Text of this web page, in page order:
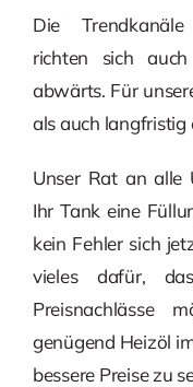
Die Trendkanäle
richten sich
abwärts. Für
als auch langfristig
Unser Rat an alle
Ihr Tank eine
kein Fehler sich
vieles dafür,
Preisnachlässe
genügend Heizöl
bessere Preise zu